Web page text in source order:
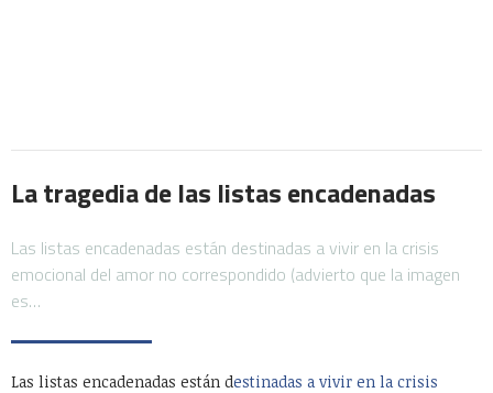
La tragedia de las listas encadenadas
Las listas encadenadas están destinadas a vivir en la crisis
emocional del amor no correspondido (advierto que la imagen
es…
Las listas encadenadas están destinadas a vivir en la crisis